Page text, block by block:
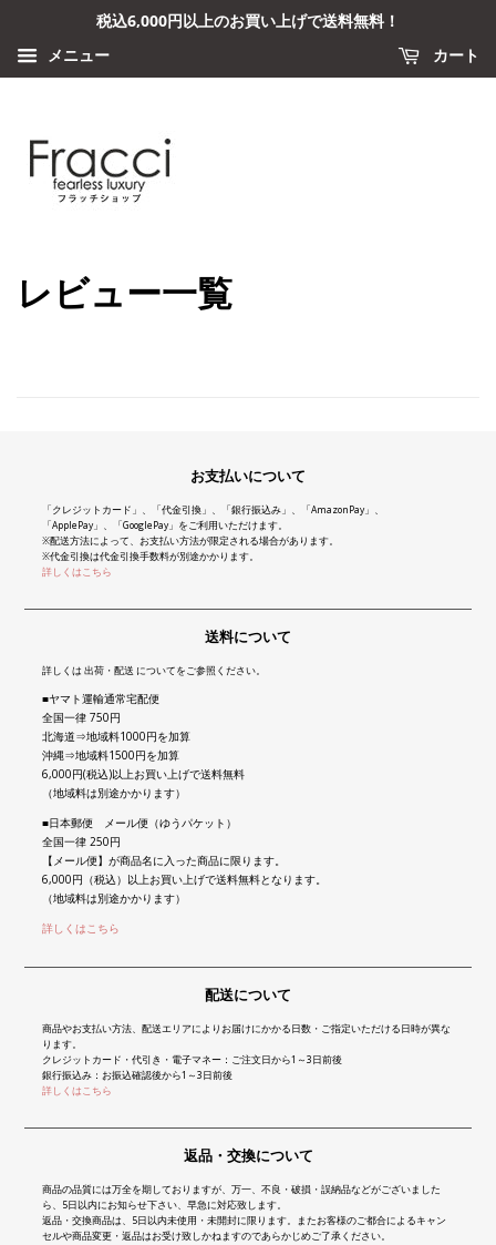
税込6,000円以上のお買い上げで送料無料！
メニュー
カート
レビュー一覧
お支払いについて
「クレジットカード」、「代金引換」、「銀行振込み」、「AmazonPay」、
「ApplePay」、「GooglePay」をご利用いただけます。
※配送方法によって、お支払い方法が限定される場合があります。
※代金引換は代金引換手数料が別途かかります。
詳しくはこちら
送料について
詳しくは 出荷・配送 についてをご参照ください。
■ヤマト運輸通常宅配便
全国一律 750円
北海道⇒地域料1000円を加算
沖縄⇒地域料1500円を加算
6,000円(税込)以上お買い上げで送料無料
（地域料は別途かかります）
■日本郵便 メール便（ゆうパケット）
全国一律 250円
【メール便】が商品名に入った商品に限ります。
6,000円（税込）以上お買い上げで送料無料となります。
（地域料は別途かかります）
詳しくはこちら
配送について
商品やお支払い方法、配送エリアによりお届けにかかる日数・ご指定いただける日時が異な
ります。
クレジットカード・代引き・電子マネー：ご注文日から1～3日前後
銀行振込み：お振込確認後から1～3日前後
詳しくはこちら
返品・交換について
商品の品質には万全を期しておりますが、万一、不良・破損・誤納品などがございました
ら、5日以内にお知らせ下さい、早急に対応致します。
返品・交換商品は、5日以内未使用・未開封に限ります。またお客様のご都合によるキャン
セルや商品変更・返品はお受け致しかねますのであらかじめご了承ください。